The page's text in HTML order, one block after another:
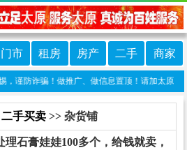
门市 租房 房产 二手 商家
防诈骗！做推广、做信息置顶！请加太原生活
二手买卖 >> 杂货铺
理石膏娃娃100多个，给钱就卖，